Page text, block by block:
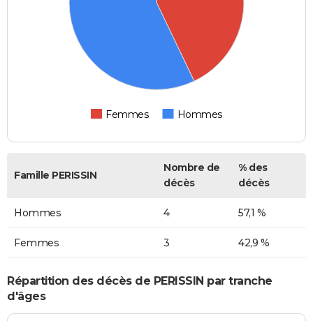
Femmes Hommes
Famille PERISSIN
Nombre de
décès
% des
décès
Hommes 4 57,1 %
Femmes 3 42,9 %
Répartition des décès de PERISSIN par tranche
d'âges